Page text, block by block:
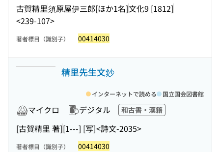
古賀精里須原屋伊三郎[ほか1名]文化9 [1812]
<239-107>
著者標目（識別子） 00414030
精里先生文鈔
マイクロ デジタル 和古書・漢籍
[古賀精里 著][1---] [写]<詩文-2035>
インターネットで読める 国立国会図書館
著者標目（識別子） 00414030